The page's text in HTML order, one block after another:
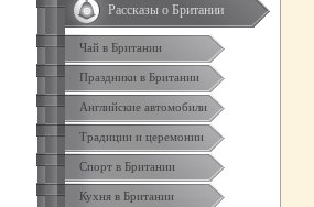
Рассказы о Британии
Чай в Британии
Праздники в Британии
Английские автомобили
Традиции и церемонии
Спорт в Британии
Кухня в Британии